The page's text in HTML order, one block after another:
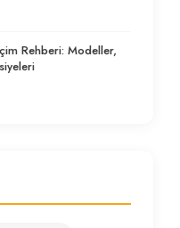
Rehberi: Modeller,